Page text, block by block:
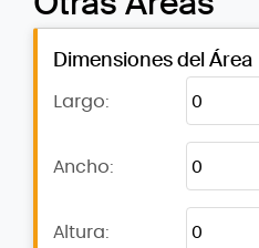
Dimensiones del Área
Largo:
Ancho:
Altura: